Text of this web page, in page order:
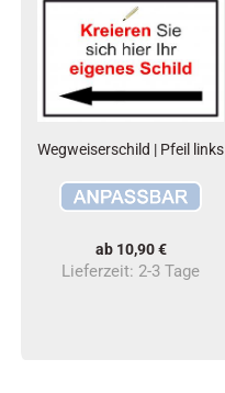
Wegweiserschild | Pfeil links
ab 10,90 €
Lieferzeit: 2-3 Tage